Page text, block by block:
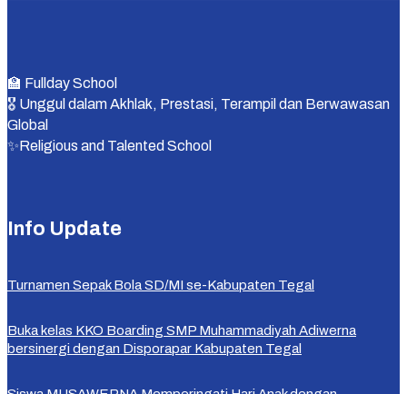
🏫 Fullday School
🎖 Unggul dalam Akhlak, Prestasi, Terampil dan Berwawasan
Global
✨Religious and Talented School
Info Update
Turnamen Sepak Bola SD/MI se-Kabupaten Tegal
Buka kelas KKO Boarding SMP Muhammadiyah Adiwerna
bersinergi dengan Disporapar Kabupaten Tegal